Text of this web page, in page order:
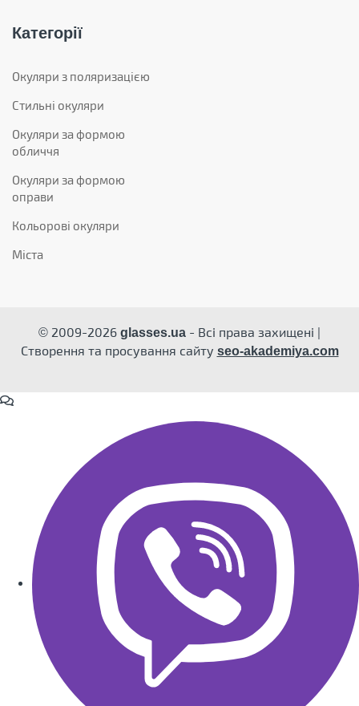
Категорії
Окуляри з поляризацією
Стильні окуляри
Окуляри за формою
обличчя
Окуляри за формою
оправи
Кольорові окуляри
Міста
© 2009-2026 glasses.ua - Всі права захищені |
Створення та просування сайту seo-akademiya.com